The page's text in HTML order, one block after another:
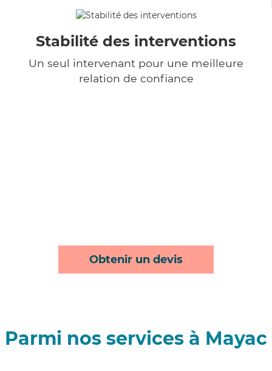
Stabilité des interventions
Un seul intervenant pour une meilleure
relation de confiance
Obtenir un devis
Parmi nos services à Mayac